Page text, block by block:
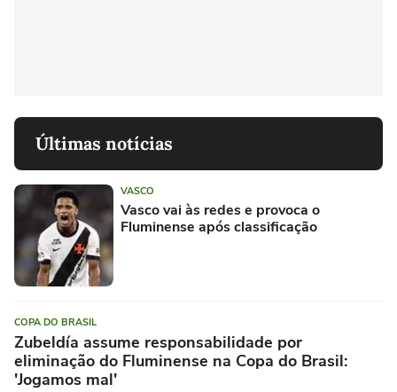
Últimas notícias
VASCO
Vasco vai às redes e provoca o
Fluminense após classificação
COPA DO BRASIL
Zubeldía assume responsabilidade por
eliminação do Fluminense na Copa do Brasil:
'Jogamos mal'